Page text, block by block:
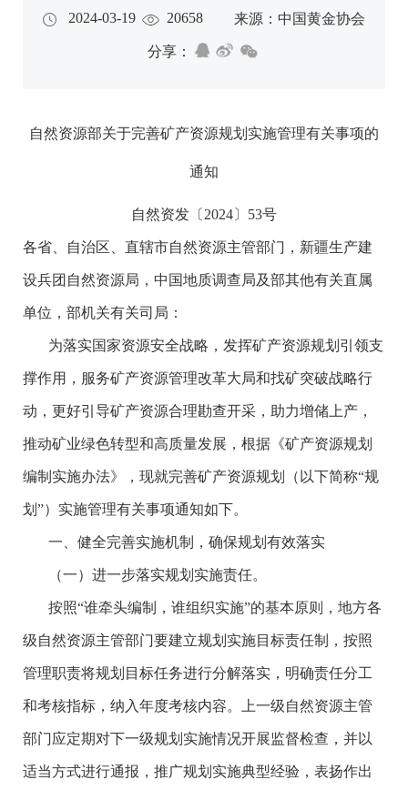
2024-03-19 20658 来源：中国黄金协会
分享：
自然资源部关于完善矿产资源规划实施管理有关事项的
通知
自然资发〔2024〕53号
各省、自治区、直辖市自然资源主管部门，新疆生产建
设兵团自然资源局，中国地质调查局及部其他有关直属
单位，部机关有关司局：
为落实国家资源安全战略，发挥矿产资源规划引领支
撑作用，服务矿产资源管理改革大局和找矿突破战略行
动，更好引导矿产资源合理勘查开采，助力增储上产，
推动矿业绿色转型和高质量发展，根据《矿产资源规划
编制实施办法》，现就完善矿产资源规划（以下简称“规
划”）实施管理有关事项通知如下。
一、健全完善实施机制，确保规划有效落实
（一）进一步落实规划实施责任。
按照“谁牵头编制，谁组织实施”的基本原则，地方各
级自然资源主管部门要建立规划实施目标责任制，按照
管理职责将规划目标任务进行分解落实，明确责任分工
和考核指标，纳入年度考核内容。上一级自然资源主管
部门应定期对下一级规划实施情况开展监督检查，并以
适当方式进行通报，推广规划实施典型经验，表扬作出